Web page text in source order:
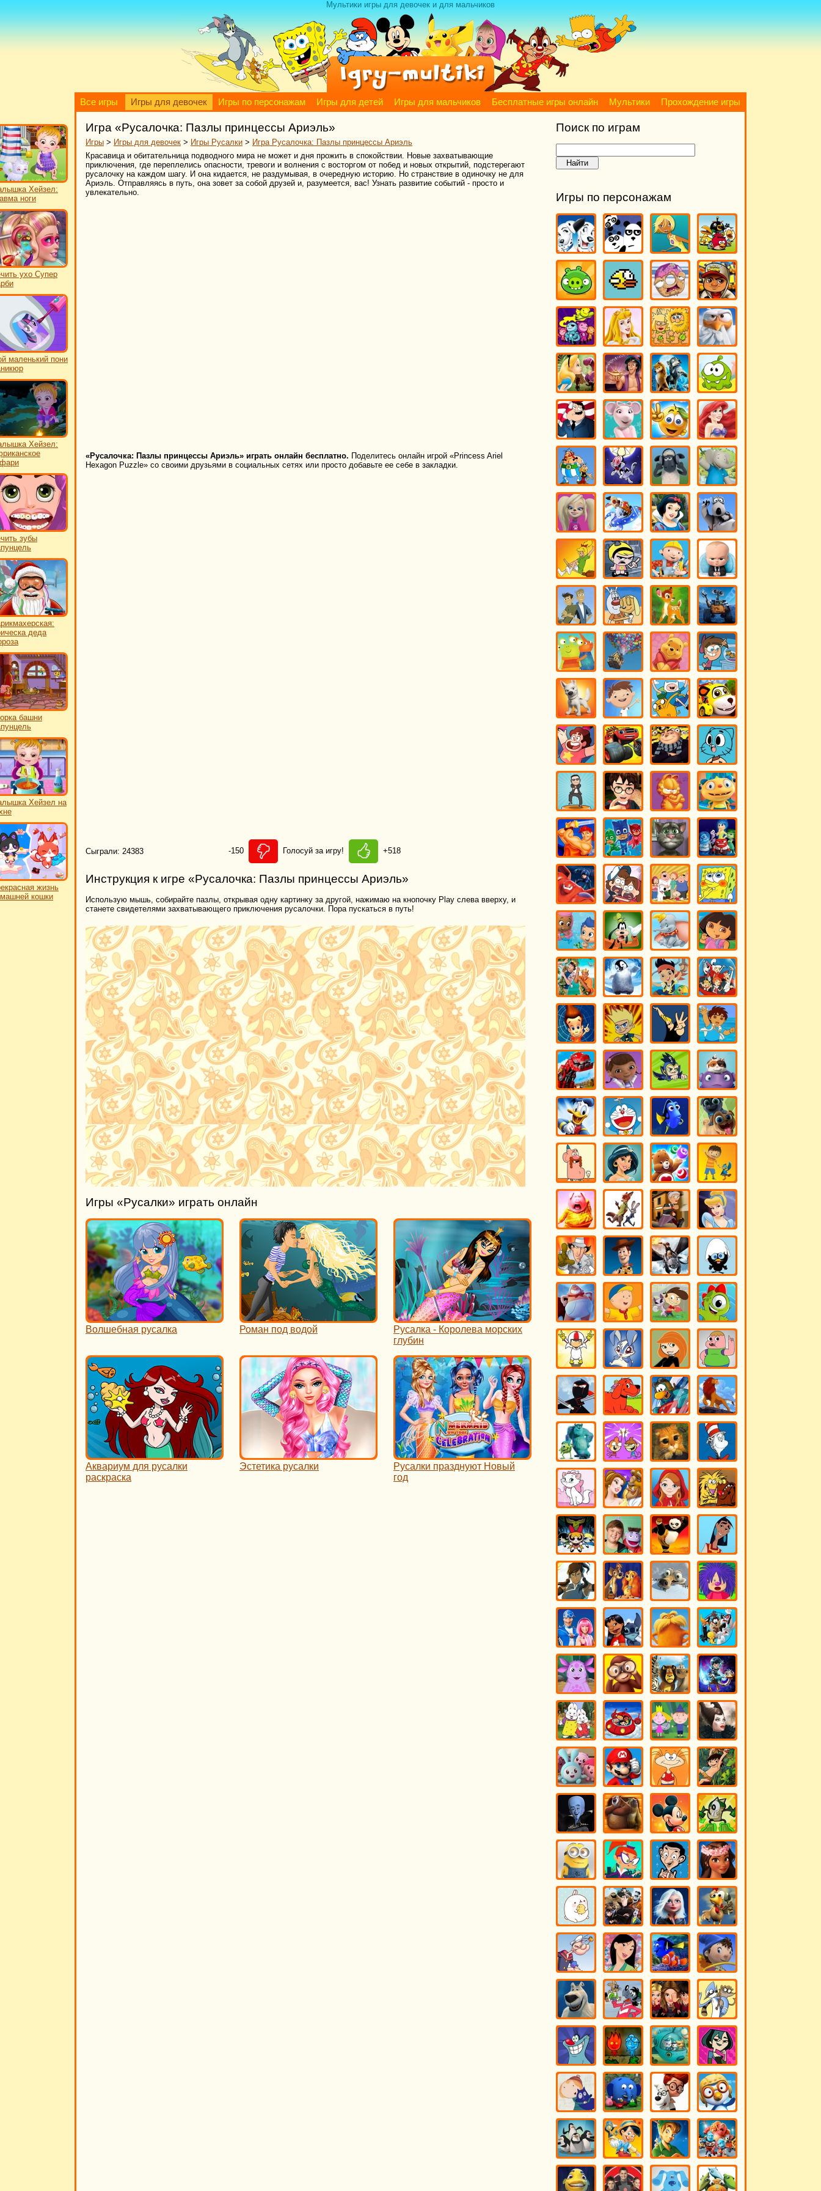
Мультики игры для девочек и для мальчиков
Все игры Игры для девочек Игры по персонажам Игры для детей Игры для мальчиков Бесплатные игры онлайн Мультики Прохождение игры
Хейзел:
ноги
ухо Супер
маленький пони
Хейзел:
зубы
деда
башни
Хейзел на
жизнь
кошки
Игра «Русалочка: Пазлы принцессы Ариэль»
Игры > Игры для девочек > Игры Русалки > Игра Русалочка: Пазлы принцессы Ариэль
Красавица и обитательница подводного мира не может и дня прожить в спокойствии. Новые захватывающие
приключения, где переплелись опасности, тревоги и волнения с восторгом от побед и новых открытий, подстерегают
русалочку на каждом шагу. И она кидается, не раздумывая, в очередную историю. Но странствие в одиночку не для
Ариэль. Отправляясь в путь, она зовет за собой друзей и, разумеется, вас! Узнать развитие событий - просто и
увлекательно.
«Русалочка: Пазлы принцессы Ариэль» играть онлайн бесплатно. Поделитесь онлайн игрой «Princess Ariel
Hexagon Puzzle» со своими друзьями в социальных сетях или просто добавьте ее себе в закладки.
Сыграли: 24383 -150 Голосуй за игру! +518
Инструкция к игре «Русалочка: Пазлы принцессы Ариэль»
Использую мышь, собирайте пазлы, открывая одну картинку за другой, нажимаю на кнопочку Play слева вверху, и
станете свидетелями захватывающего приключения русалочки. Пора пускаться в путь!
Игры «Русалки» играть онлайн
Волшебная русалка Роман под водой
Русалка - Королева морских
глубин
Аквариум для русалки
раскраска
Эстетика русалки
Русалки празднуют Новый
год
Поиск по играм
Игры по персонажам